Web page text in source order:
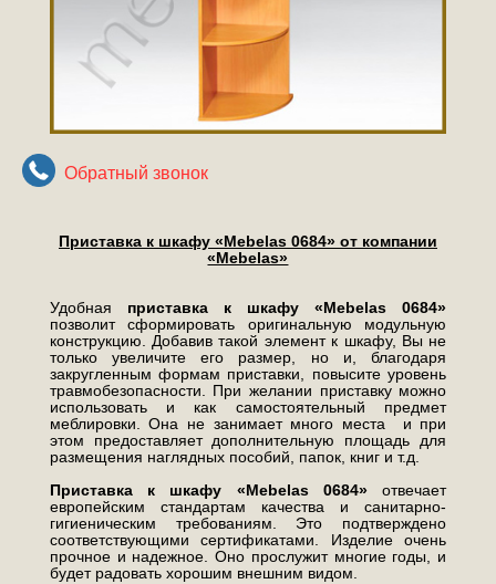
Обратный звонок
Приставка к шкафу «Mebelas 0684» от компании
«Mebelas»
Удобная приставка к шкафу «Mebelas 0684»
позволит сформировать оригинальную модульную
конструкцию. Добавив такой элемент к шкафу, Вы не
только увеличите его размер, но и, благодаря
закругленным формам приставки, повысите уровень
травмобезопасности. При желании приставку можно
использовать и как самостоятельный предмет
меблировки. Она не занимает много места и при
этом предоставляет дополнительную площадь для
размещения наглядных пособий, папок, книг и т.д.
Приставка к шкафу «Mebelas 0684»отвечает
европейским стандартам качества и санитарно-
гигиеническим требованиям. Это подтверждено
соответствующими сертификатами. Изделие очень
прочное и надежное. Оно прослужит многие годы, и
будет радовать хорошим внешним видом.